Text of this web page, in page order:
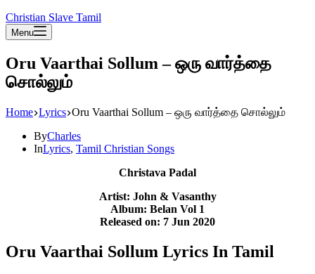
Christian Slave Tamil
Menu
Oru Vaarthai Sollum – ஒரு வார்த்தை
சொல்லும்
Home Lyrics Oru Vaarthai Sollum – ஒரு வார்த்தை சொல்லும்
ByCharles
InLyrics, Tamil Christian Songs
Christava Padal
Artist: John & Vasanthy
Album: Belan Vol 1
Released on: 7 Jun 2020
Oru Vaarthai Sollum Lyrics In Tamil